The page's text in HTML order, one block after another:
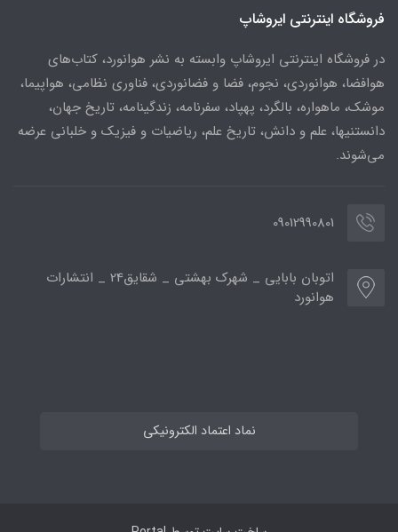
فروشگاه اینترنتی ایروشاپ
در فروشگاه اینترنتی ایروشاپ وابسته به نشر هوانورد، کتاب‌های
هوافضا، هوانوردی، نجوم، فضا و فضانوردی، فناوری نظامی، هواپیما،
موشک، ماهواره، بالگرد، پهپاد، سفرنامه، زندگینامه، تاریخ جهان،
دانستنیها، علم و دانش، تاریخ علم، ریاضیات و فیزیک و خلبانی عرضه
می‌شوند.
09012990801
اتوبان بابایی _ شهرک بهشتی _ شقایق24 _ انتشارات
هوانورد
نماد اعتماد الکترونیکی